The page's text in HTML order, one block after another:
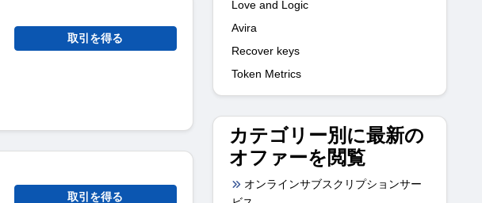
取引を得る
取引を得る
Love and Logic
Avira
Recover keys
Token Metrics
カテゴリー別に最新の
オファーを閲覧
オンラインサブスクリプションサー